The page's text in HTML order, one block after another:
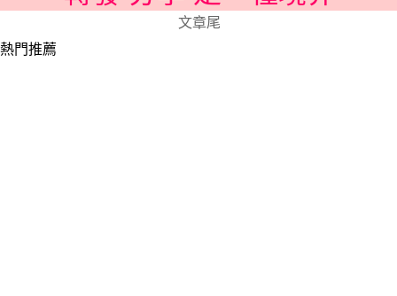
文章尾
熱門推薦